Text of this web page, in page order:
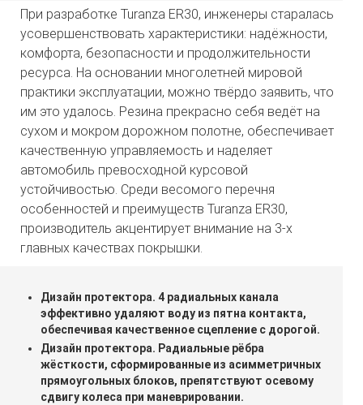
При разработке Turanza ER30, инженеры старалась
усовершенствовать характеристики: надёжности,
комфорта, безопасности и продолжительности
ресурса. На основании многолетней мировой
практики эксплуатации, можно твёрдо заявить, что
им это удалось. Резина прекрасно себя ведёт на
сухом и мокром дорожном полотне, обеспечивает
качественную управляемость и наделяет
автомобиль превосходной курсовой
устойчивостью. Среди весомого перечня
особенностей и преимуществ Turanza ER30,
производитель акцентирует внимание на 3-х
главных качествах покрышки.
Дизайн протектора. 4 радиальных канала
эффективно удаляют воду из пятна контакта,
обеспечивая качественное сцепление с дорогой.
Дизайн протектора. Радиальные рёбра
жёсткости, сформированные из асимметричных
прямоугольных блоков, препятствуют осевому
сдвигу колеса при маневрировании.